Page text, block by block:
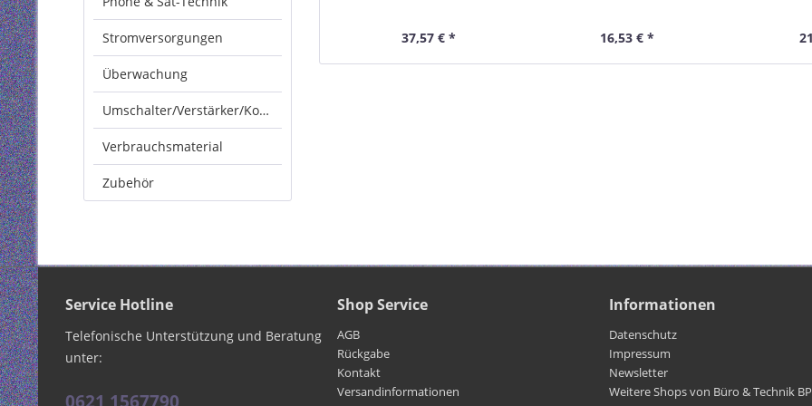
Stromversorgungen
Überwachung
Umschalter/Verstärker/Konverter
Verbrauchsmaterial
Zubehör
37,57 € *
16,53 € *
Service Hotline
Telefonische Unterstützung und Beratung
unter:
0621 1567790
Shop Service
AGB
Rückgabe
Kontakt
Versandinformationen
Informationen
Datenschutz
Impressum
Newsletter
Weitere Shops von Büro & Technik